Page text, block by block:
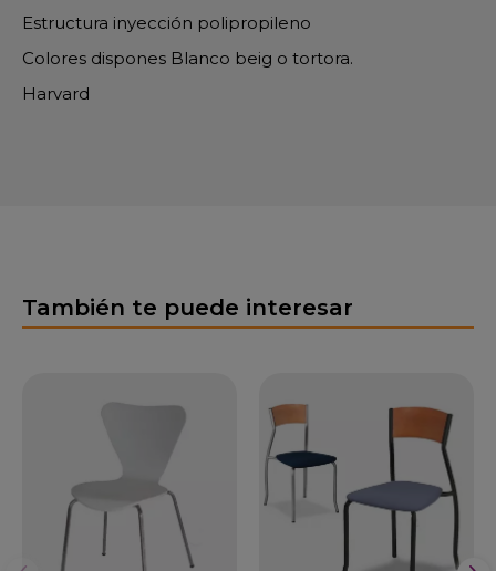
Estructura inyección polipropileno
Colores dispones Blanco beig o tortora.
Harvard
También te puede interesar